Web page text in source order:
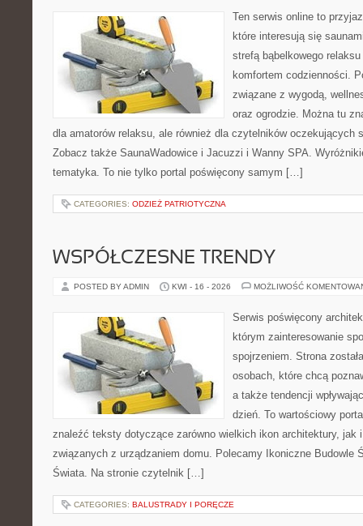
Ten serwis online to
które interesują się
strefą bąbelkowego
komfortem codzienności.
związane z wygodą,
oraz ogrodzie. Można tu
dla amatorów relaksu, ale również dla czytelników oczekujących
Zobacz także SaunaWadowice i Jacuzzi i Wanny SPA.
tematyka. To nie tylko portal poświęcony samym […]
CATEGORIES: ODZIEŻ PATRIOTYCZNA
WSPÓŁCZESNE TRENDY
POSTED BY ADMIN KWI - 16 - 2026 MOŻLIWOŚĆ
Serwis poświęcony
którym zainteresowanie
spojrzeniem. Strona
osobach, które chcą
a także tendencji
dzień. To wartościowy
znaleźć teksty dotyczące zarówno wielkich ikon architektury, jak
związanych z urządzaniem domu. Polecamy Ikoniczne Budowle
Świata. Na stronie czytelnik […]
CATEGORIES: BALUSTRADY I PORĘCZE